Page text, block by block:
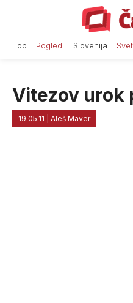
Top Pogledi Slovenija Svet
Vitezov urok
19.05.11 Aleš Maver